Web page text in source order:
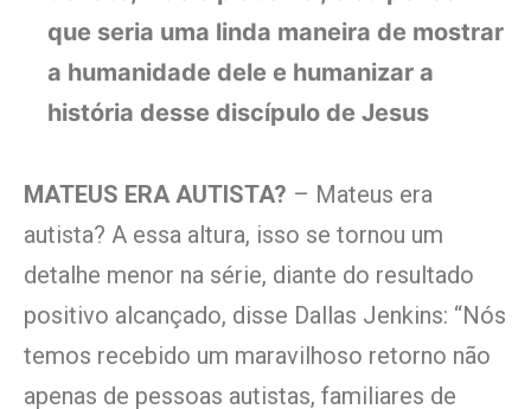
que seria uma linda maneira de mostrar
a humanidade dele e humanizar a
história desse discípulo de Jesus
MATEUS ERA AUTISTA? – Mateus era
autista? A essa altura, isso se tornou um
detalhe menor na série, diante do resultado
positivo alcançado, disse Dallas Jenkins: “Nós
temos recebido um maravilhoso retorno não
apenas de pessoas autistas, familiares de